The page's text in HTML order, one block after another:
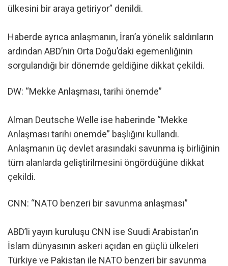
ülkesini bir araya getiriyor” denildi.
Haberde ayrıca anlaşmanın, İran’a yönelik saldırıların
ardından ABD’nin Orta Doğu’daki egemenliğinin
sorgulandığı bir dönemde geldiğine dikkat çekildi.
DW: “Mekke Anlaşması, tarihi önemde”
Alman Deutsche Welle ise haberinde “Mekke
Anlaşması tarihi önemde” başlığını kullandı.
Anlaşmanın üç devlet arasındaki savunma iş birliğinin
tüm alanlarda geliştirilmesini öngördüğüne dikkat
çekildi.
CNN: “NATO benzeri bir savunma anlaşması”
ABD’li yayın kuruluşu CNN ise Suudi Arabistan’ın
İslam dünyasının askeri açıdan en güçlü ülkeleri
Türkiye ve Pakistan ile NATO benzeri bir savunma